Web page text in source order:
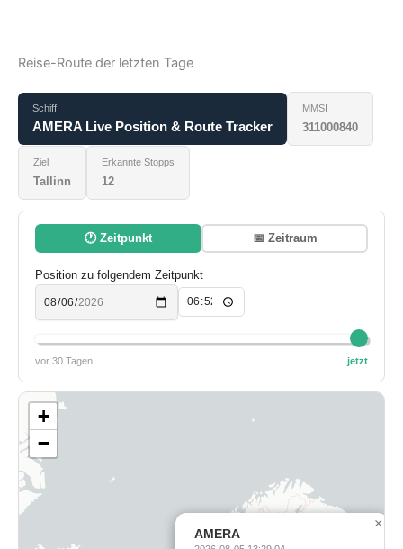
Reise-Route der letzten Tage
Schiff
AMERA Live Position & Route Tracker
MMSI
311000840
Ziel
Tallinn
Erkannte Stopps
12
🕐 Zeitpunkt 📅 Zeitraum
Position zu folgendem Zeitpunkt
vor 30 Tagen jetzt
AMERA
×
+
−